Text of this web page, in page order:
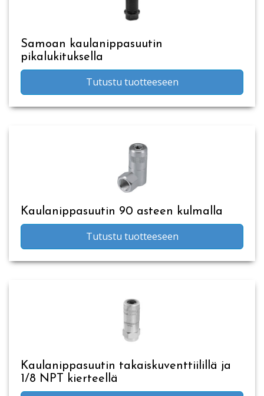
Samoan kaulanippasuutin
pikalukituksella
Tutustu tuotteeseen
Kaulanippasuutin 90 asteen kulmalla
Tutustu tuotteeseen
Kaulanippasuutin takaiskuventtiilillä ja
1/8 NPT kierteellä